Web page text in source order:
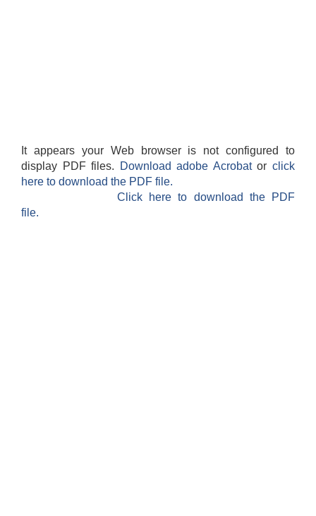
It appears your Web browser is not configured to
display PDF files.
Download adobe Acrobatorclick
here to download the PDF file.
Click here to download the PDF
file.